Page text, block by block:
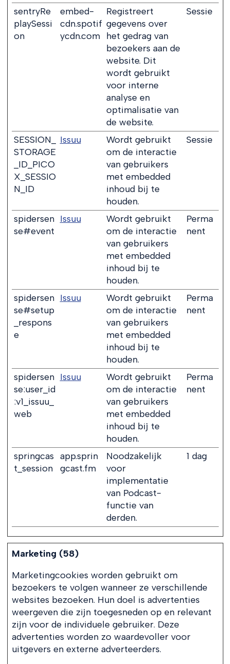
sentryRe
playSessi
on
embed-
cdn.spotif
ycdn.com
Registreert
gegevens over
het gedrag van
bezoekers aan de
website. Dit
wordt gebruikt
voor interne
analyse en
optimalisatie van
de website.
Sessie
SESSION_
STORAGE
_ID_PICO
X_SESSIO
N_ID
Issuu
Wordt gebruikt
om de interactie
van gebruikers
met embedded
inhoud bij te
houden.
Sessie
spidersen
se#event
Issuu
Wordt gebruikt
om de interactie
van gebruikers
met embedded
inhoud bij te
houden.
Perma
nent
spidersen
se#setup
_respons
e
Issuu
Wordt gebruikt
om de interactie
van gebruikers
met embedded
inhoud bij te
houden.
Perma
nent
spidersen
se:user_id
:v1_issuu_
web
Issuu
Wordt gebruikt
om de interactie
van gebruikers
met embedded
inhoud bij te
houden.
Perma
nent
springcas
t_session
app.sprin
gcast.fm
Noodzakelijk
voor
implementatie
van Podcast-
functie van
derden.
1 dag
Marketing (58)
Marketingcookies worden gebruikt om
bezoekers te volgen wanneer ze verschillende
websites bezoeken. Hun doel is advertenties
weergeven die zijn toegesneden op en relevant
zijn voor de individuele gebruiker. Deze
advertenties worden zo waardevoller voor
uitgevers en externe adverteerders.